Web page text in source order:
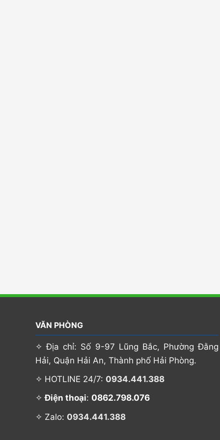
VĂN PHÒNG
✧ Địa chỉ: Số 9-97 Lũng Bắc, Phường Đằng
Hải, Quận Hải An, Thành phố Hải Phòng.
✧ HOTLINE 24/7: 0934.441.388
✧Điện thoại: 0862.798.076
✧ Zalo: 0934.441.388